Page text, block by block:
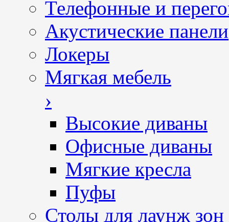
Телефонные и
Акустические панели
Локеры
Мягкая мебель
›
Высокие диваны
Офисные диваны
Мягкие кресла
Пуфы
Столы для лаунж зон